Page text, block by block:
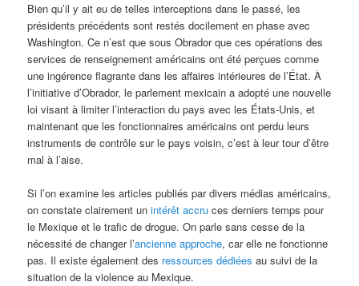
Bien qu’il y ait eu de telles interceptions dans le passé, les
présidents précédents sont restés docilement en phase avec
Washington. Ce n’est que sous Obrador que ces opérations des
services de renseignement américains ont été perçues comme
une ingérence flagrante dans les affaires intérieures de l’État. À
l’initiative d’Obrador, le parlement mexicain a adopté une nouvelle
loi visant à limiter l’interaction du pays avec les États-Unis, et
maintenant que les fonctionnaires américains ont perdu leurs
instruments de contrôle sur le pays voisin, c’est à leur tour d’être
mal à l’aise.
Si l’on examine les articles publiés par divers médias américains,
on constate clairement unintérêt accru ces derniers temps pour
le Mexique et le trafic de drogue. On parle sans cesse de la
nécessité de changer l’ancienne approche, car elle ne fonctionne
pas. Il existe également des ressources dédiées au suivi de la
situation de la violence au Mexique.